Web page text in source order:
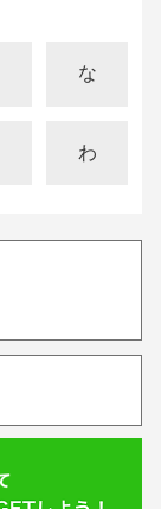
な
わ